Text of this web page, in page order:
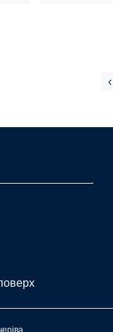
‹